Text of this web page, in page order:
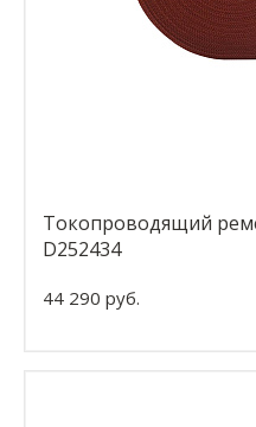
Токопроводящий
D252434
44 290 руб.